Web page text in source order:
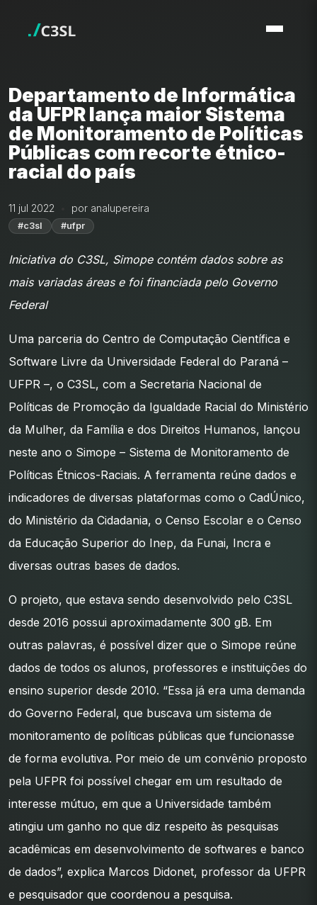
Departamento de Informática
da UFPR lança maior Sistema
de Monitoramento de Políticas
Públicas com recorte étnico-
racial do país
11 jul 2022 por analupereira
#c3sl #ufpr
Iniciativa do C3SL, Simope contém dados sobre as
mais variadas áreas e foi financiada pelo Governo
Federal
Uma parceria do Centro de Computação Científica e
Software Livre da Universidade Federal do Paraná –
UFPR –, o C3SL, com a Secretaria Nacional de
Políticas de Promoção da Igualdade Racial do Ministério
da Mulher, da Família e dos Direitos Humanos, lançou
neste ano o Simope – Sistema de Monitoramento de
Políticas Étnicos-Raciais. A ferramenta reúne dados e
indicadores de diversas plataformas como o CadÚnico,
do Ministério da Cidadania, o Censo Escolar e o Censo
da Educação Superior do Inep, da Funai, Incra e
diversas outras bases de dados.
O projeto, que estava sendo desenvolvido pelo C3SL
desde 2016 possui aproximadamente 300 gB. Em
outras palavras, é possível dizer que o Simope reúne
dados de todos os alunos, professores e instituições do
ensino superior desde 2010. “Essa já era uma demanda
do Governo Federal, que buscava um sistema de
monitoramento de políticas públicas que funcionasse
de forma evolutiva. Por meio de um convênio proposto
pela UFPR foi possível chegar em um resultado de
interesse mútuo, em que a Universidade também
atingiu um ganho no que diz respeito às pesquisas
acadêmicas em desenvolvimento de softwares e banco
de dados”, explica Marcos Didonet, professor da UFPR
e pesquisador que coordenou a pesquisa.